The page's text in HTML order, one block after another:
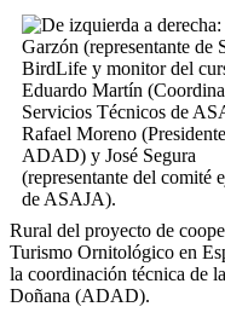
Rural del proyecto de
Turismo Ornitológico en
la coordinación técnica de
Doñana (ADAD).